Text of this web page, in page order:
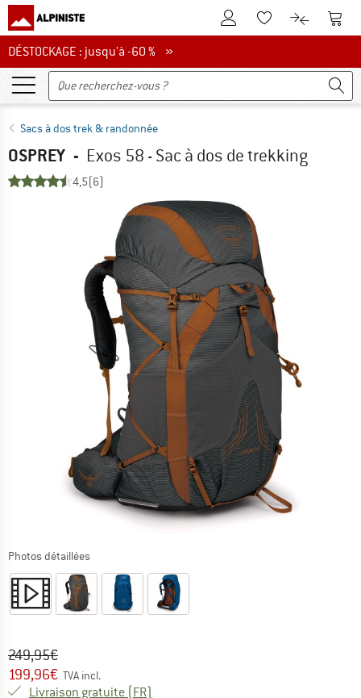
Vers le compte client
Vers la liste
Vers le
DÉSTOCKAGE : jusqu'à -60 %
DÉSTOCKAGE : jusqu'à -60 % »
Sacs à dos trek & randonnée
OSPREY - Exos 58 - Sac à dos de trekking
4,5(6)
Photos détaillées
Prix initial :
249,95€
Prix:
199,96€ TVA incl.
Livraison gratuite (FR)